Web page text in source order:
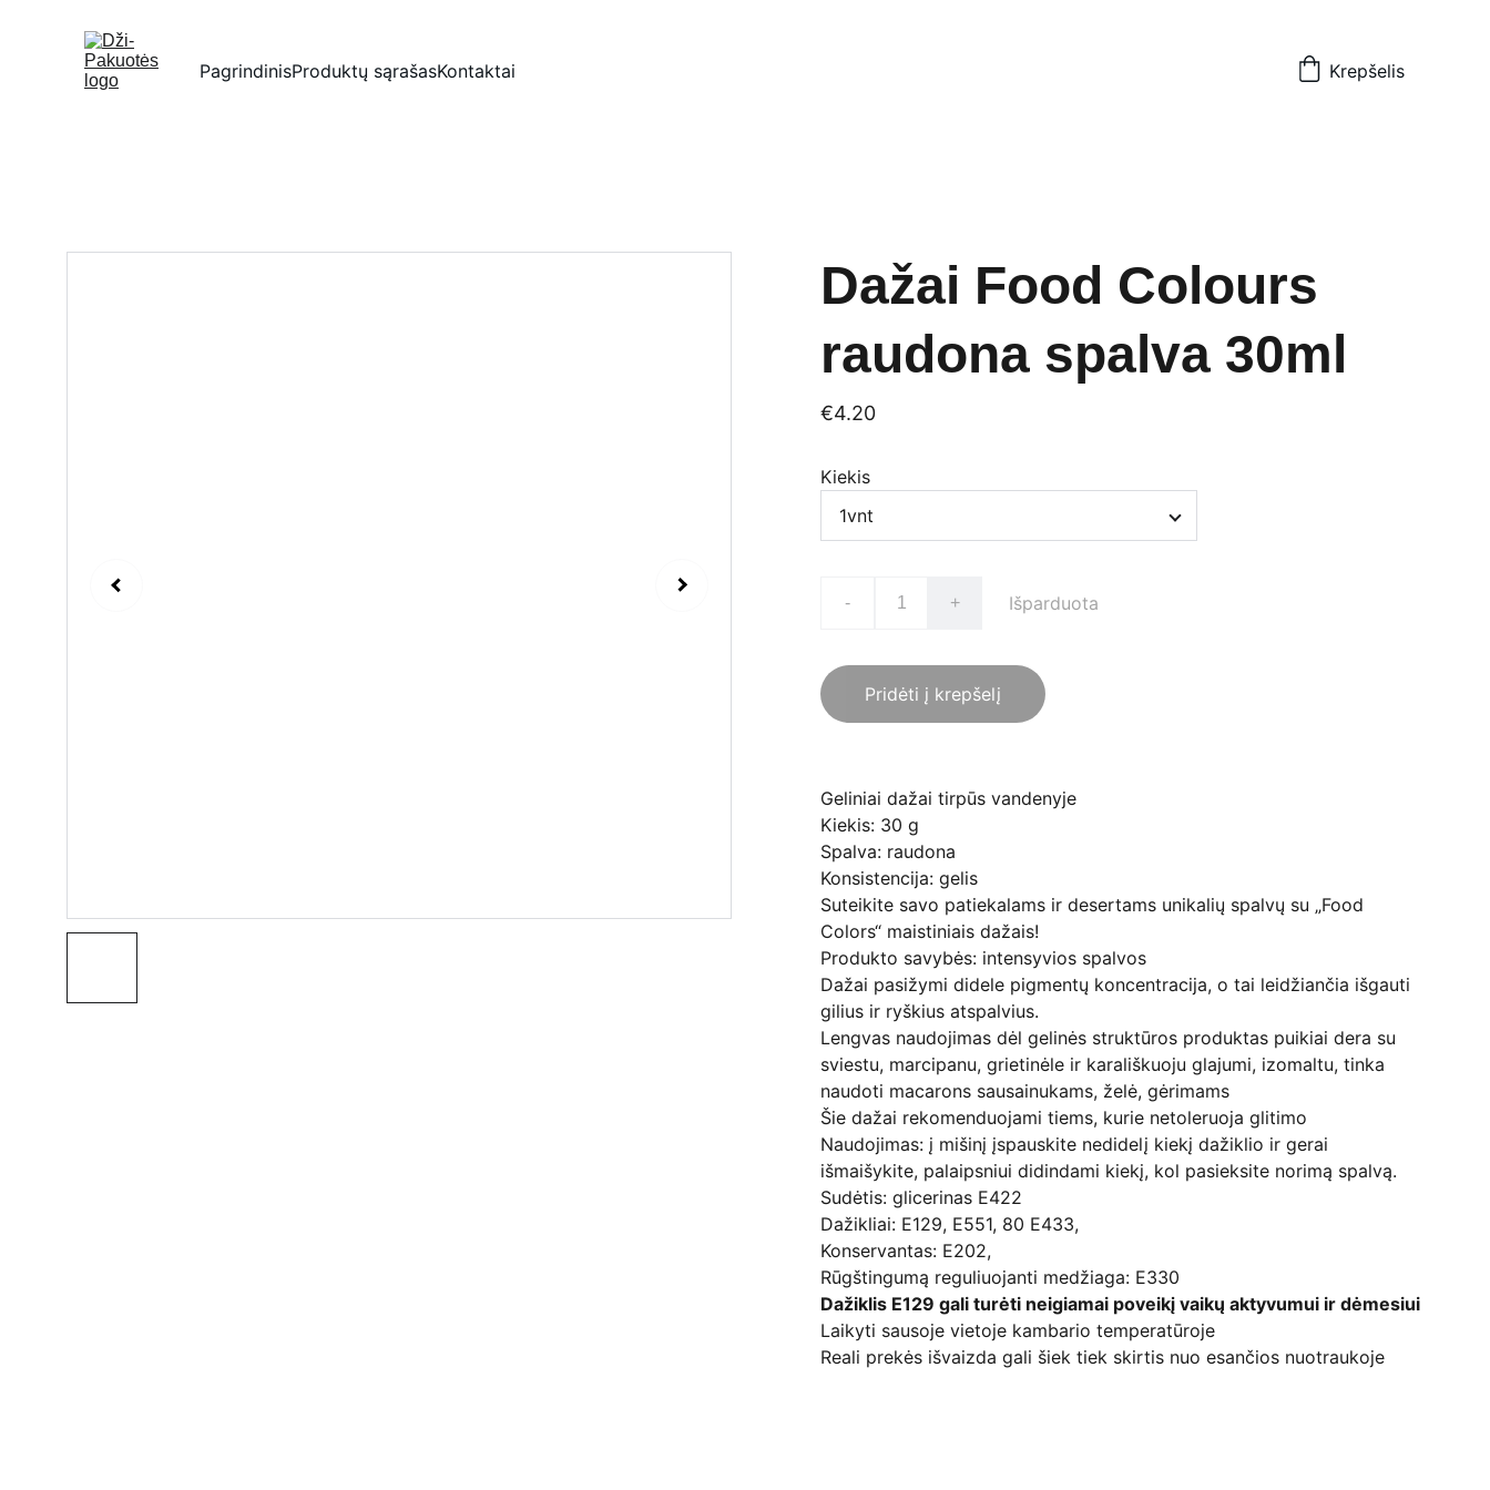
PagrindinisProduktų sąrašasKontaktai Krepšelis
Dažai Food Colours
raudona spalva 30ml
€4.20
Kiekis
- + Išparduota
Pridėti į krepšelį
Geliniai dažai tirpūs vandenyje
Kiekis: 30 g
Spalva: raudona
Konsistencija: gelis
Suteikite savo patiekalams ir desertams unikalių spalvų su „Food
Colors“ maistiniais dažais!
Produkto savybės: intensyvios spalvos
Dažai pasižymi didele pigmentų koncentracija, o tai leidžiančia išgauti
gilius ir ryškius atspalvius.
Lengvas naudojimas dėl gelinės struktūros produktas puikiai dera su
sviestu, marcipanu, grietinėle ir karališkuoju glajumi, izomaltu, tinka
naudoti macarons sausainukams, želė, gėrimams
Šie dažai rekomenduojami tiems, kurie netoleruoja glitimo
Naudojimas: į mišinį įspauskite nedidelį kiekį dažiklio ir gerai
išmaišykite, palaipsniui didindami kiekį, kol pasieksite norimą spalvą.
Sudėtis: glicerinas E422
Dažikliai: E129, E551, 80 E433,
Konservantas: E202,
Rūgštingumą reguliuojanti medžiaga: E330
Dažiklis E129 gali turėti neigiamai poveikį vaikų aktyvumui ir dėmesiui
Laikyti sausoje vietoje kambario temperatūroje
Reali prekės išvaizda gali šiek tiek skirtis nuo esančios nuotraukoje